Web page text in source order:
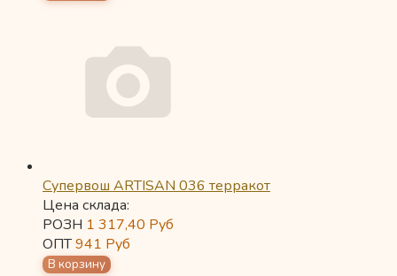
Супервош ARTISAN 036 терракот
Цена склада:
РОЗН 1 317,40 Руб
ОПТ941 Руб